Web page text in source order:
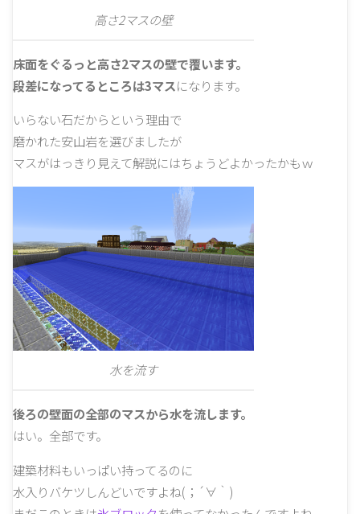
高さ2マスの壁
床面をぐるっと高さ2マスの壁で覆います。
段差になってるところは3マスになります。
いらない石だからという理由で
磨かれた安山岩を選びましたが
マスがはっきり見えて解説にはちょうどよかったかもｗ
水を流す
後ろの壁面の全部のマスから水を流します。
はい。全部です。
建築材料もいっぱい持ってるのに
水入りバケツしんどいですよね(；´∀｀)